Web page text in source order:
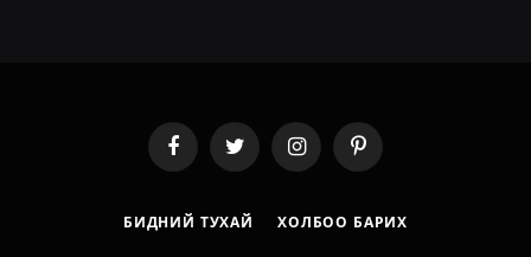
FacebookTwitter InstagramPinterest
БИДНИЙ ТУХАЙ ХОЛБОО БАРИХ